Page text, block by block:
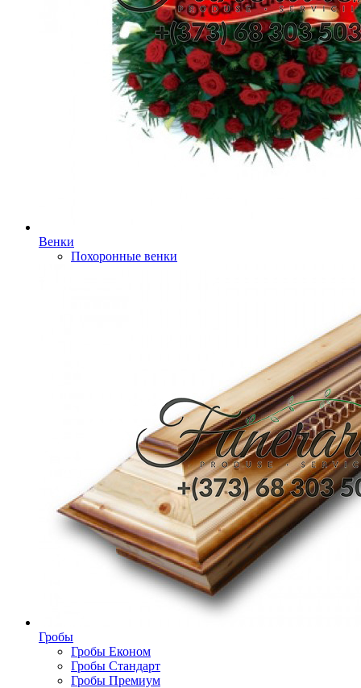
Венки
Похоронные венки
Гробы
Гробы Економ
Гробы Стандарт
Гробы Премиум